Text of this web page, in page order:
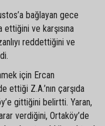
bağlayan gece
ettiğini ve karşısına
reddettiğini ve
için Ercan
ettiği Z.A.’nın çarşıda
gittiğini belirtti. Yaran,
verdiğini, Ortaköy’de